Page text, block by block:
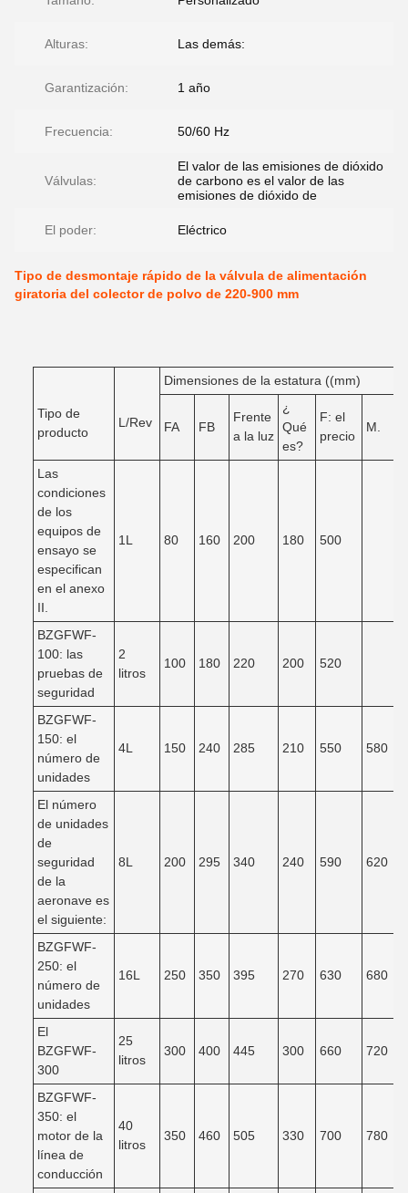
Alturas: Las demás:
Garantización: 1 año
Frecuencia: 50/60 Hz
Válvulas:
El valor de las emisiones de dióxido
de carbono es el valor de las
emisiones de dióxido de
El poder: Eléctrico
Tipo de desmontaje rápido de la válvula de alimentación
giratoria del colector de polvo de 220-900 mm
Tipo de
producto
L/Rev
Dimensiones de la estatura ((mm)
FA FB
Frente
a la luz
¿
Qué
es?
F: el
precio
M.
Las
condiciones
de los
equipos de
ensayo se
especifican
en el anexo
II.
1L 80 160 200 180 500
BZGFWF-
100: las
pruebas de
seguridad
2
litros
100 180 220 200 520
BZGFWF-
150: el
número de
unidades
4L 150 240 285 210 550 580
El número
de unidades
de
seguridad
de la
aeronave es
el siguiente:
8L 200 295 340 240 590 620
BZGFWF-
250: el
número de
unidades
16L 250 350 395 270 630 680
El
BZGFWF-
300
25
litros
300 400 445 300 660 720
BZGFWF-
350: el
motor de la
línea de
conducción
40
litros
350 460 505 330 700 780